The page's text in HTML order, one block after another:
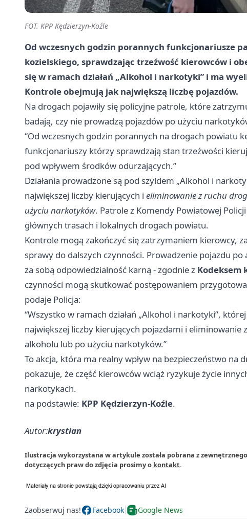
FOT. KPP Kędzierzyn-Koźle
Od wczesnych godzin porannych funkcjonariusze
kozielskiego, sprawdzając trzeźwość kierowców i
się w ramach działań „Alkohol i narkotyki” i ma
Kontrole obejmują jak największą liczbę pojazdów.
Na drogach pojawiły się policyjne patrole, które
badają, czy nie prowadzą pojazdów po użyciu
“Od wczesnych godzin porannych na drogach powiatu
funkcjonariuszy którzy sprawdzają stan trzeźwości
pod wpływem środków odurzających.”
Działania prowadzone są pod szyldem „Alkohol i
największej liczby kierujących i eliminowanie z ruchu
użyciu narkotyków. Patrole z Komendy Powiatowej
głównych trasach i lokalnych drogach powiatu.
Kontrole mogą zakończyć się zatrzymaniem kierowcy,
sprawy do dalszych czynności. Prowadzenie pojazdu
za sobą odpowiedzialność karną - zgodnie z Kodeksem
czynności mogą skutkować postępowaniem
podaje Policja:
“Wszystko w ramach działań „Alkohol i narkotyki”,
największej liczby kierujących pojazdami i
alkoholu lub po użyciu narkotyków.”
To akcja, która ma realny wpływ na bezpieczeństwo na
pokazuje, że część kierowców wciąż ryzykuje życie
narkotykach.
na podstawie: KPP Kędzierzyn-Koźle.
Autor:krystian
Ilustracja wykorzystana w artykule została pobrana z
dotyczących praw do zdjęcia prosimy o kontakt.
Zaobserwuj nas! Facebook Google News